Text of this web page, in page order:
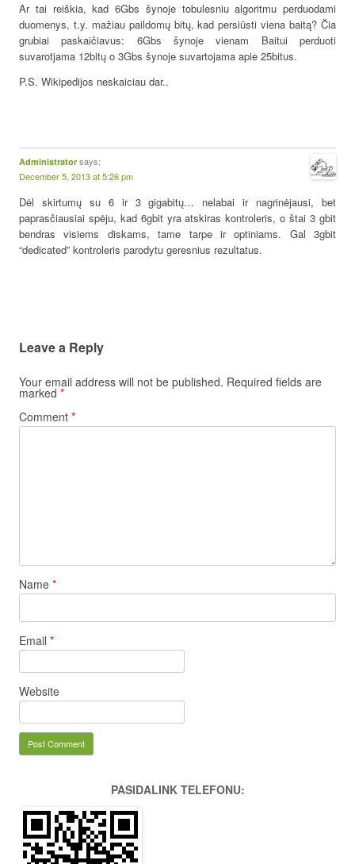
Ar tai reiškia, kad 6Gbs šynoje tobulesniu algoritmu perduodami
duomenys, t.y. mažiau paildomų bitų, kad persiūsti viena baitą? Čia
grubiai paskaičiavus: 6Gbs šynoje vienam Baitui perduoti
suvarotjama 12bitų o 3Gbs šynoje suvartojama apie 25bitus.
P.S. Wikipedijos neskaiciau dar..
Administrator says:
December 5, 2013 at 5:26 pm
Dėl skirtumų su 6 ir 3 gigabitų… nelabai ir nagrinėjausi, bet
paprasčiausiai spėju, kad 6gbit yra atskiras kontroleris, o štai 3 gbit
bendras visiems diskams, tame tarpe ir optiniams. Gal 3gbit
“dedicated” kontroleris parodytu geresnius rezultatus.
Leave a Reply
Your email address will not be published. Required fields are
marked *
Comment *
Name *
Email *
Website
PASIDALINK TELEFONU: